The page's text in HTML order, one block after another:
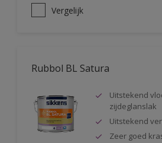
Vergelijk
Rubbol BL Satura
Uitstekend
zijdeglanslak
Uitstekend
Zeer goed